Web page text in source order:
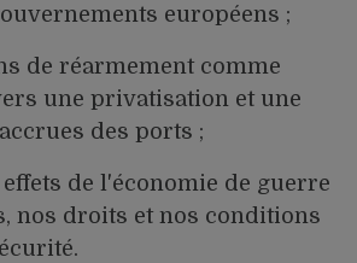
européens ;
de réarmement comme
une privatisation et une
des ports ;
de l'économie de guerre
nos droits et nos conditions